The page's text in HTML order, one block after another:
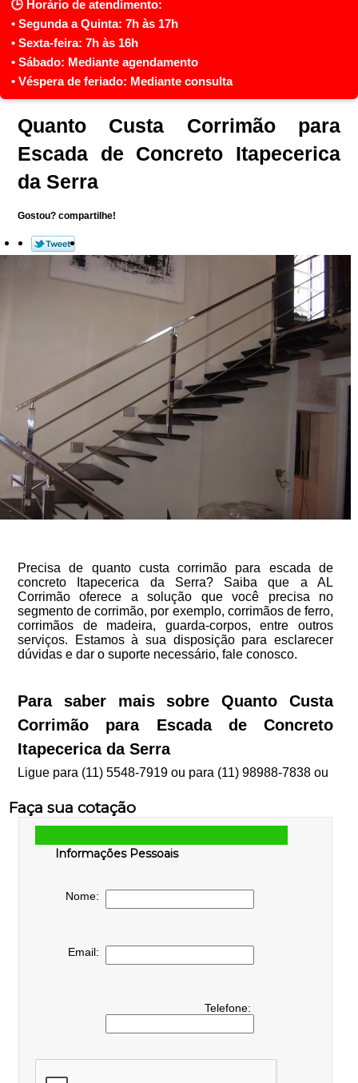
Quanto Custa Corrimão para
Escada de Concreto Itapecerica
da Serra
Gostou? compartilhe!
Precisa de quanto custa corrimão para escada de
concreto Itapecerica da Serra? Saiba que a AL
Corrimão oferece a solução que você precisa no
segmento de corrimão, por exemplo, corrimãos de ferro,
corrimãos de madeira, guarda-corpos, entre outros
serviços. Estamos à sua disposição para esclarecer
dúvidas e dar o suporte necessário, fale conosco.
Para saber mais sobre Quanto Custa
Corrimão para Escada de Concreto
Itapecerica da Serra
Ligue para (11) 5548-7919ou para (11) 98988-7838ou
Faça sua cotação
Informações Pessoais
Nome:
Email:
Telefone: